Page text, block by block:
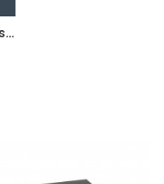
Poul Kjærholm skammel, model PK 33 udført i sort classic læder